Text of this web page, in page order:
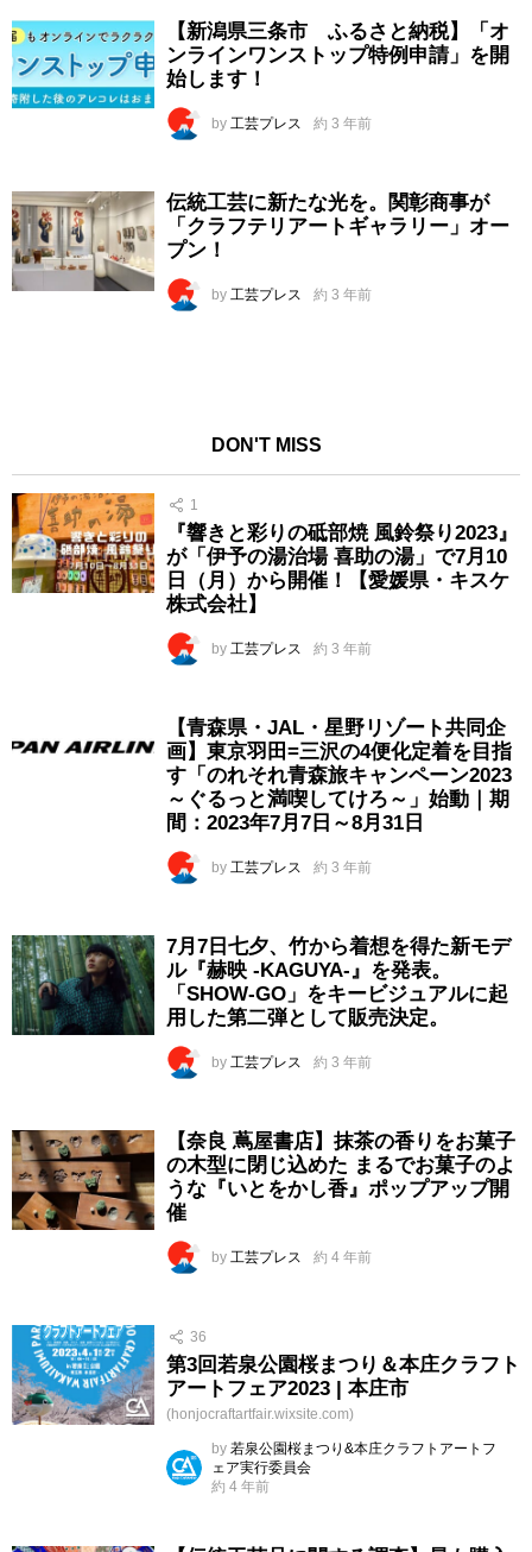
【新潟県三条市 ふるさと納税】「オ
ンラインワンストップ特例申請」を開
始します！
by 工芸プレス 約 3 年前
伝統工芸に新たな光を。関彰商事が
「クラフテリアートギャラリー」オー
プン！
by 工芸プレス 約 3 年前
DON'T MISS
1
『響きと彩りの砥部焼 風鈴祭り2023』
が「伊予の湯治場 喜助の湯」で7月10
日（月）から開催！【愛媛県・キスケ
株式会社】
by 工芸プレス 約 3 年前
【青森県・JAL・星野リゾート共同企
画】東京羽田=三沢の4便化定着を目指
す「のれそれ青森旅キャンペーン2023
～ぐるっと満喫してけろ～」始動｜期
間：2023年7月7日～8月31日
by 工芸プレス 約 3 年前
7月7日七夕、竹から着想を得た新モデ
ル『赫映 -KAGUYA-』を発表。
「SHOW-GO」をキービジュアルに起
用した第二弾として販売決定。
by 工芸プレス 約 3 年前
【奈良 蔦屋書店】抹茶の香りをお菓子
の木型に閉じ込めた まるでお菓子のよ
うな『いとをかし香』ポップアップ開
催
by 工芸プレス 約 4 年前
36
第3回若泉公園桜まつり＆本庄クラフト
アートフェア2023 | 本庄市
(honjocraftartfair.wixsite.com)
by 若泉公園桜まつり&本庄クラフトアートフ
ェア実行委員会
約 4 年前